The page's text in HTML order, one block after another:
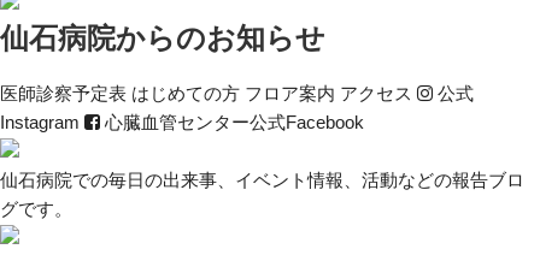
仙石病院からのお知らせ
医師診察予定表 はじめての方 フロア案内 アクセス
公式
Instagram
心臓血管センター公式Facebook
仙石病院での毎日の出来事、イベント情報、活動などの報告ブロ
グです。